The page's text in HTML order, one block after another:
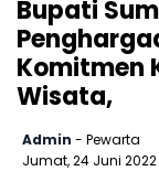
Bupati
Komitmen
Wisata,
Admin - Pewarta
Jumat, 24 Juni 2022